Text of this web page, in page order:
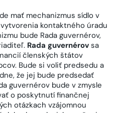
mať mechanizmus sídlo v
kontaktného úradu
bude Rada guvernérov,
Rada guvernérov sa
členských štátov
Bude si voliť predsedu a
že jej bude predsedať
guvernérov bude v zmysle
o poskytnutí finančnej
otázkach vzájomnou